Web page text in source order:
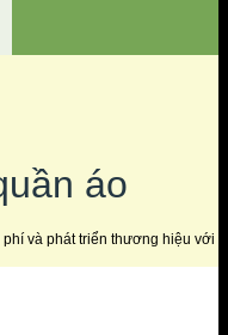
áo
và phát triển thương hiệu với